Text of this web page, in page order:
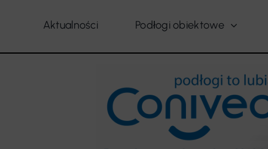
Aktualności Podłogi obiektowe